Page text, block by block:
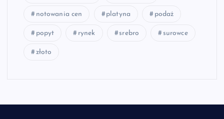
notowania cen platyna podaż
popyt rynek srebro surowce
złoto